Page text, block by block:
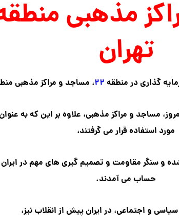
تهران
گذاری در منطقه ۲۲، مساجد و مراکز مذهبی
مساجد و مراکز مذهبی، علاوه بر این که به
مورد استفاده قرار می گرفتند،
و سنگر مقاومت و تصمیم گیری های مهم در
حساب می آمدند.
و اجتماعی، در ایران پیش از انقلاب نیز،